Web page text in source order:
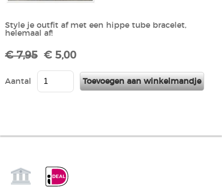
Style je outfit af met een hippe tube bracelet,
helemaal af!
€ 7,95 € 5,00
Aantal